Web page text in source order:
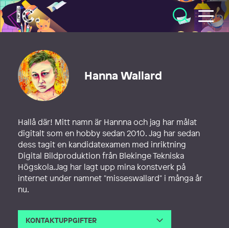
Illustratörcentrum
Hanna Wallard
Hallå där! Mitt namn är Hannna och jag har målat
digitalt som en hobby sedan 2010. Jag har sedan
dess tagit en kandidatexamen med inriktning
Digital Bildproduktion från Blekinge Tekniska
Högskola.Jag har lagt upp mina konstverk på
internet under namnet "misseswallard" i många år
nu.
KONTAKTUPPGIFTER